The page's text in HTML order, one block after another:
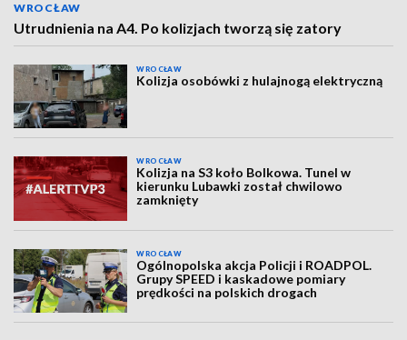
WROCŁAW
Utrudnienia na A4. Po kolizjach tworzą się zatory
WROCŁAW
Kolizja osobówki z hulajnogą elektryczną
WROCŁAW
Kolizja na S3 koło Bolkowa. Tunel w
kierunku Lubawki został chwilowo
zamknięty
WROCŁAW
Ogólnopolska akcja Policji i ROADPOL.
Grupy SPEED i kaskadowe pomiary
prędkości na polskich drogach